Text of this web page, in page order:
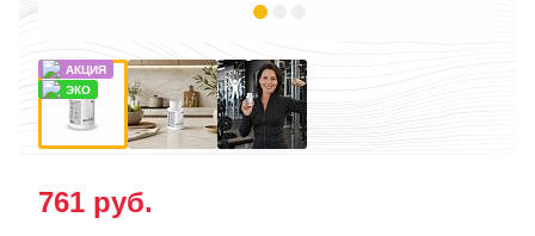
761 руб.